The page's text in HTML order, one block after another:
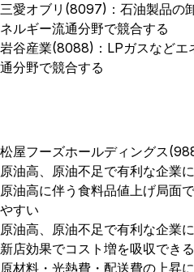
三愛オブリ(8097)：石油製品の
ネルギー流通分野で競合する
岩谷産業(8088)：LPガスなどエ
通分野で競合する
松屋フーズホールディングス
原油高、原油不足で有利な企業
原油高に伴う食料品値上げ局面
やすい
原油高、原油不足で有利な企業
新店効果でコスト増を吸収できる
原材料・光熱費・配送費の上昇